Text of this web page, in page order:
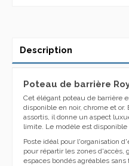
Description
Poteau de barrière
Cet élégant poteau de barrière
disponible en noir, chrome et or.
assortis, il donne un aspect
limite. Le modèle est
Poste idéal pour l'organisation
pour répartir les zones
espaces bondés agréables sans